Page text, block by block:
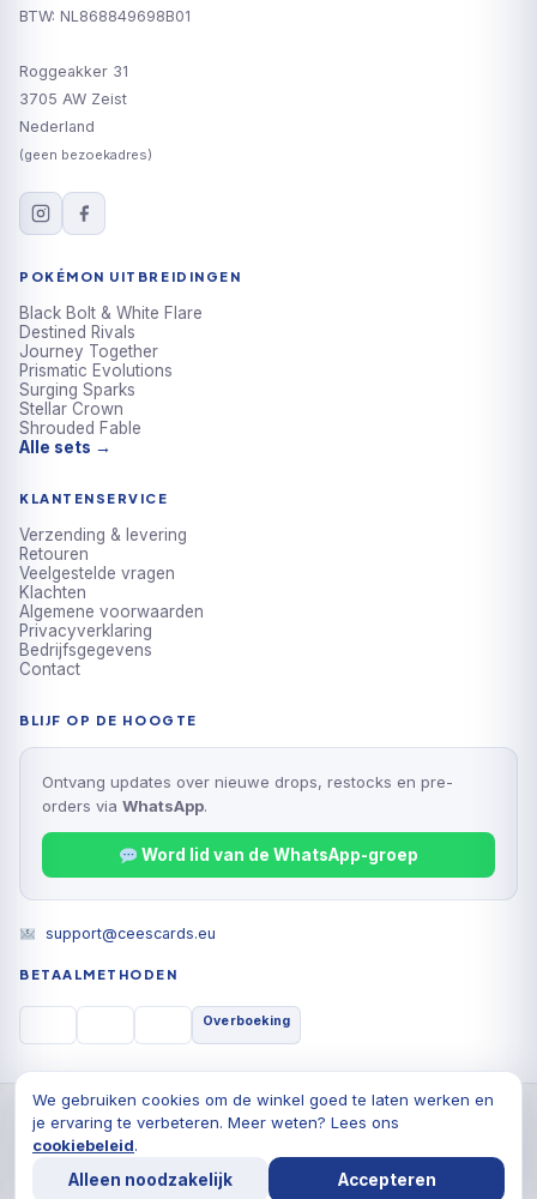
BTW: NL868849698B01
Roggeakker 31
3705 AW Zeist
Nederland
(geen bezoekadres)
POKÉMON UITBREIDINGEN
Black Bolt & White Flare
Destined Rivals
Journey Together
Prismatic Evolutions
Surging Sparks
Stellar Crown
Shrouded Fable
Alle sets →
KLANTENSERVICE
Verzending & levering
Retouren
Veelgestelde vragen
Klachten
Algemene voorwaarden
Privacyverklaring
Bedrijfsgegevens
Contact
BLIJF OP DE HOOGTE
Ontvang updates over nieuwe drops, restocks en pre-
orders via WhatsApp.
Word lid van de WhatsApp-groep
support@ceescards.eu
BETAALMETHODEN
Overboeking
© 2026 Cees Cards B.V., Alle rechten voorbehouden
PrivacyverklaringAlgemene voorwaarden Cookiebeleid
We gebruiken cookies om de winkel goed te laten werken en
je ervaring te verbeteren. Meer weten? Lees ons
cookiebeleid.
Alleen noodzakelijk
Accepteren
De waardering van ceescards.eu/ bijWebwinkelKeur